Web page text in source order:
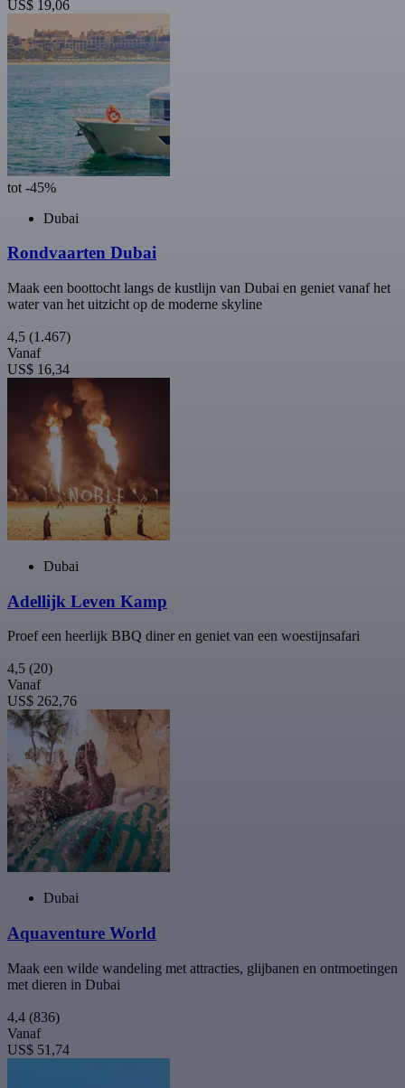
US$ 19,06
tot -45%
Dubai
Rondvaarten Dubai
Maak een boottocht langs de kustlijn van Dubai en geniet vanaf het
water van het uitzicht op de moderne skyline
4,5 (1.467)
Vanaf
US$ 16,34
Dubai
Adellijk Leven Kamp
Proef een heerlijk BBQ diner en geniet van een woestijnsafari
4,5 (20)
Vanaf
US$ 262,76
Dubai
Aquaventure World
Maak een wilde wandeling met attracties, glijbanen en ontmoetingen
met dieren in Dubai
4,4 (836)
Vanaf
US$ 51,74